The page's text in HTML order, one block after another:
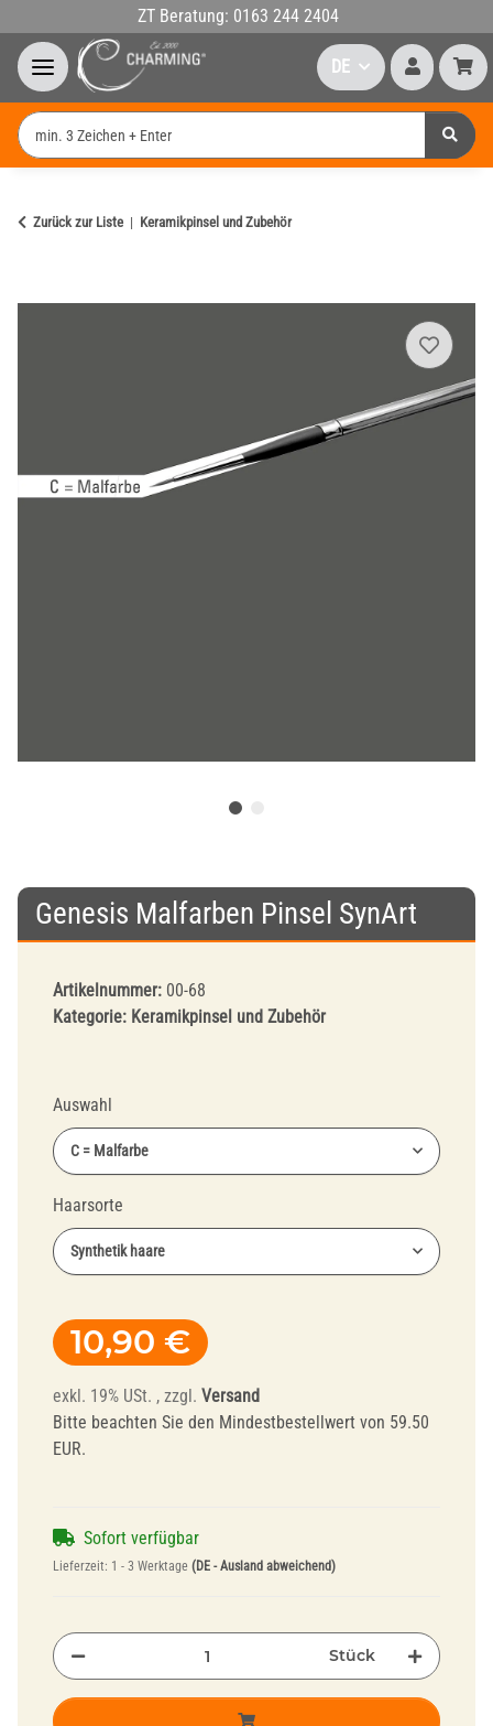
ZT Beratung: 0163 244 2404
DE
Zurück zur Liste Keramikpinsel und Zubehör
Genesis Malfarben Pinsel SynArt
Artikelnummer: 00-68
Kategorie: Keramikpinsel und Zubehör
Auswahl
C = Malfarbe
Haarsorte
Synthetik haare
10,90 €
exkl. 19% USt. , zzgl. Versand
Bitte beachten Sie den Mindestbestellwert von 59.50
EUR.
Sofort verfügbar
Lieferzeit: 1 - 3 Werktage (DE - Ausland abweichend)
Stück